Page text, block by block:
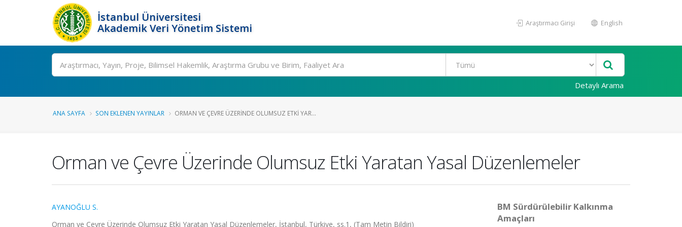
İstanbul Üniversitesi
Akademik Veri Yönetim Sistemi
Araştırmacı Girişi English
Ara
Detaylı Arama
ANA SAYFA SON EKLENEN YAYINLAR ORMAN VE ÇEVRE ÜZERINDE OLUMSUZ ETKI YAR...
Orman ve Çevre Üzerinde Olumsuz Etki Yaratan Yasal Düzenlemeler
AYANOĞLU S.
Orman ve Çevre Üzerinde Olumsuz Etki Yaratan Yasal Düzenlemeler, İstanbul, Türkiye, ss.1, (Tam Metin Bildiri)
BM Sürdürülebilir Kalkınma
Amaçları